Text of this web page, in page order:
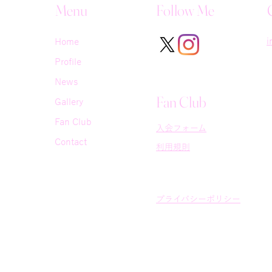
Menu Follow Me
Home
Profile
News
Gallery
Fan Club
Contact
Fan Club
利用規則
入会フォーム
プライバシーポリシー